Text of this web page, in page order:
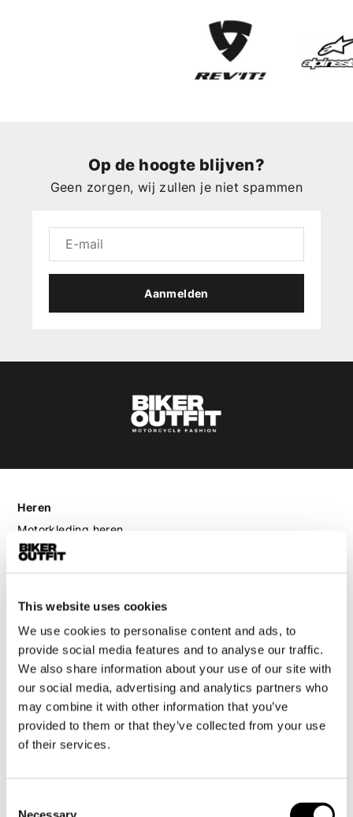
This website uses cookies
We use cookies to personalise content and ads, to
provide social media features and to analyse our traffic.
We also share information about your use of our site with
our social media, advertising and analytics partners who
may combine it with other information that you’ve
provided to them or that they’ve collected from your use
of their services.
Op de hoogte blijven?
Geen zorgen, wij zullen je niet spammen
Aanmelden
Heren
Motorkleding heren
Motorjas heren
Motorhoodie heren
Motorhelm heren
Motorhandschoenen heren